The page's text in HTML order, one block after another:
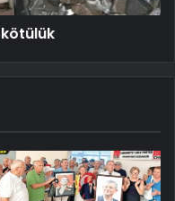
kötülük